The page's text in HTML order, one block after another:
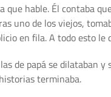
hable. Él contaba
uno de los viejos,
en fila. A todo esto le
de papá se dilataban
terminaba.